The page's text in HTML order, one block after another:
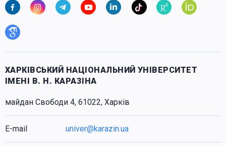
ХАРКІВСЬКИЙ НАЦІОНАЛЬНИЙ УНІВЕРСИТЕТ
ІМЕНІ В. Н. КАРАЗІНА
майдан Свободи 4, 61022, Харків
E-mail univer@karazin.ua